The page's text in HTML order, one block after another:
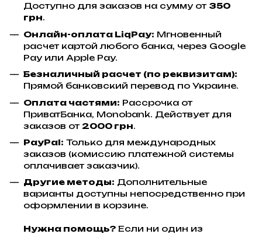
Доступно для заказов на сумму от 350
грн.
Онлайн-оплата LiqPay: Мгновенный
расчет картой любого банка, через Google
Pay или Apple Pay.
Безналичный расчет (по реквизитам):
Прямой банковский перевод по Украине.
Оплата частями: Рассрочка от
ПриватБанка, Monobank. Действует для
заказов от 2000 грн.
PayPal: Только для международных
заказов (комиссию платежной системы
оплачивает заказчик).
Другие методы: Дополнительные
варианты доступны непосредственно при
оформлении в корзине.
Нужна помощь? Если ни один из